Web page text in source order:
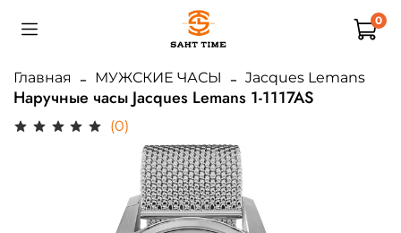
0
Главная МУЖСКИЕ ЧАСЫ Jacques Lemans
Наручные часы Jacques Lemans 1-1117AS
(0)